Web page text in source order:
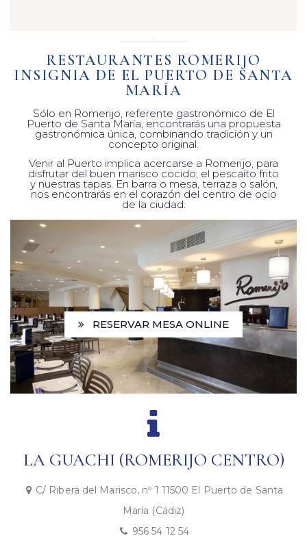
RESTAURANTES ROMERIJO
INSIGNIA DE EL PUERTO DE SANTA
MARÍA
Sólo en Romerijo, referente gastronómico de El
Puerto de Santa María, encontrarás una propuesta
gastronómica única, combinando tradición y un
concepto original.
Venir al Puerto implica acercarse a Romerijo, para
disfrutar del buen marisco cocido, el pescaíto frito
y nuestras tapas. En barra o mesa, terraza o salón,
nos encontrarás en el corazón del centro de ocio
de la ciudad.
.
RESERVAR MESA ONLINE
LA GUACHI (ROMERIJO CENTRO)
C/ Ribera del Marisco, nº 1 11500 El Puerto de Santa
María (Cádiz)
956 54 12 54